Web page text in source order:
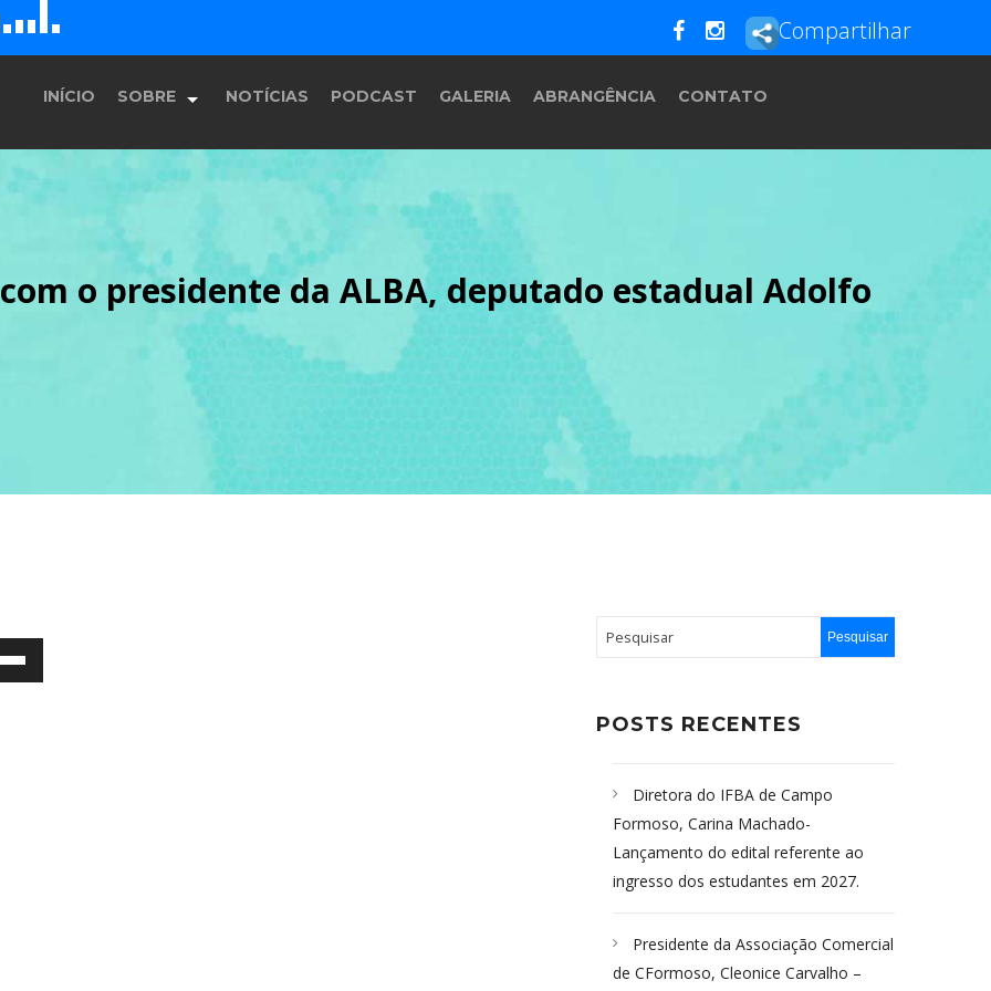
D
E F G Compartilhar
INÍCIO SOBRE
História
Equipe
Programação
NOTÍCIAS PODCAST GALERIA ABRANGÊNCIA CONTATO
o presidente da ALBA, deputado estadual Adolfo
POSTS RECENTES
Diretora do IFBA de Campo
Formoso, Carina Machado-
Lançamento do edital referente ao
ingresso dos estudantes em 2027.
Presidente da Associação Comercial
de CFormoso, Cleonice Carvalho –